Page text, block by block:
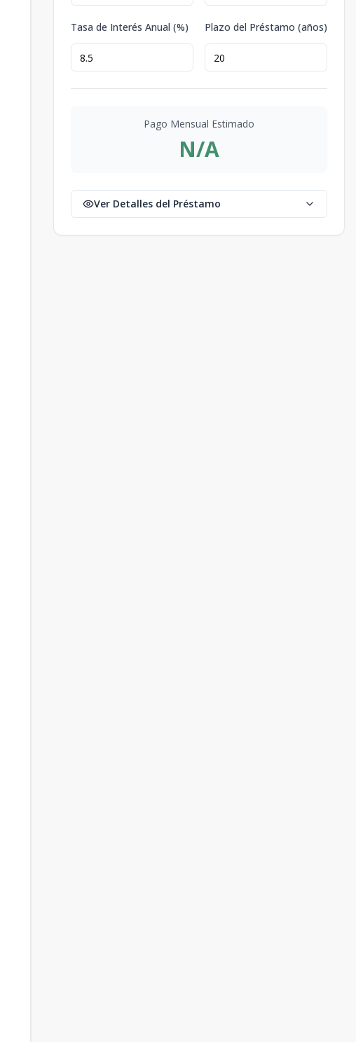
Tasa de Interés Anual (%) Plazo del Préstamo (años)
Pago Mensual Estimado
N/A
Ver Detalles del Préstamo